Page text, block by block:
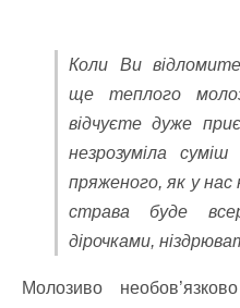
Коли Ви
ще теплого
відчуєте дуже
незрозуміла
пряженого, як у
страва буде
дірочками,
Молозиво